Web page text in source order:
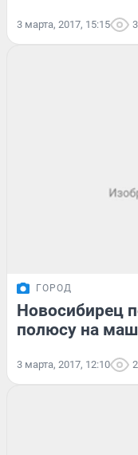
3 марта, 2017, 15:15
ГОРОД
Новосибирец
полюсу на
3 марта, 2017, 12:10